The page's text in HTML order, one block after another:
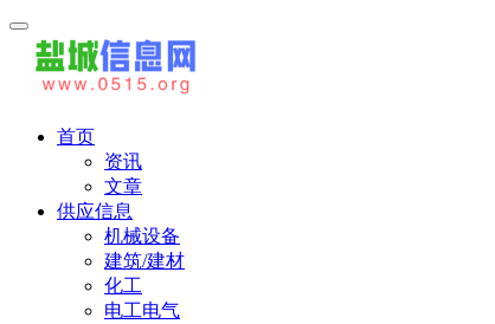
首页
资讯
文章
供应信息
机械设备
建筑/建材
化工
电工电气